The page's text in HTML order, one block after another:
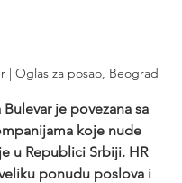
| Oglas za posao, Beograd
Bulevar je povezana sa
koje nude
u Republici Srbiji. HR
ponudu poslova i